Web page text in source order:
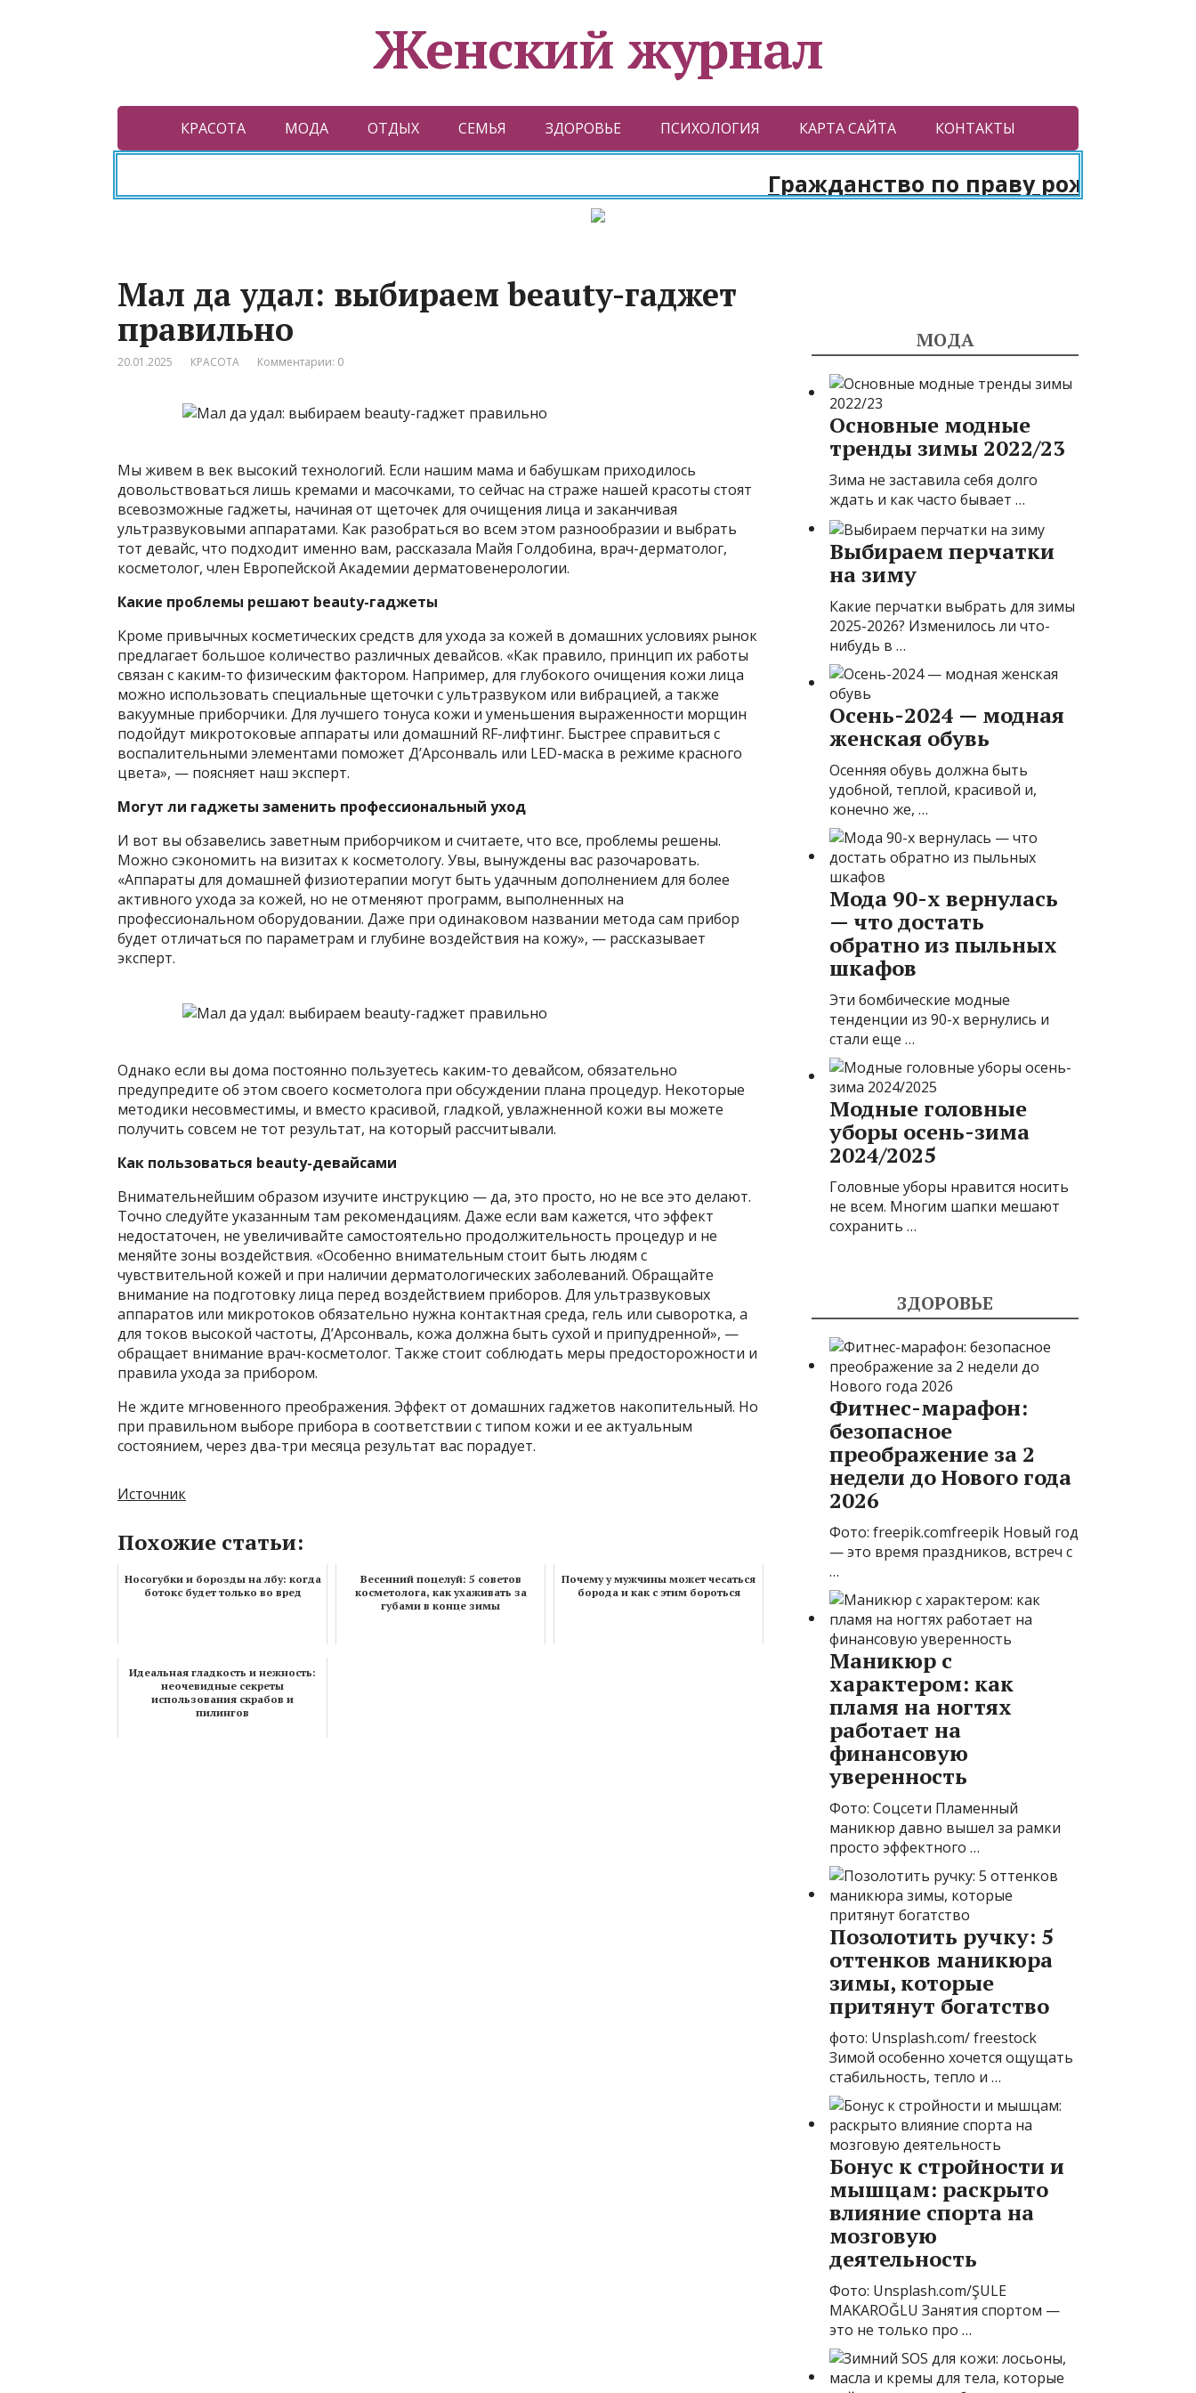
Женский журнал
КРАСОТА МОДА ОТДЫХ СЕМЬЯ ЗДОРОВЬЕ ПСИХОЛОГИЯ КАРТА САЙТА КОНТАКТЫ
Гражданство по праву рождения.
Мал да удал: выбираем beauty-гаджет
правильно
20.01.2025 КРАСОТА Комментарии: 0
Мы живем в век высокий технологий. Если нашим мама и бабушкам приходилось
довольствоваться лишь кремами и масочками, то сейчас на страже нашей красоты стоят
всевозможные гаджеты, начиная от щеточек для очищения лица и заканчивая
ультразвуковыми аппаратами. Как разобраться во всем этом разнообразии и выбрать
тот девайс, что подходит именно вам, рассказала Майя Голдобина, врач-дерматолог,
косметолог, член Европейской Академии дерматовенерологии.
Какие проблемы решают beauty-гаджеты
Кроме привычных косметических средств для ухода за кожей в домашних условиях рынок
предлагает большое количество различных девайсов. «Как правило, принцип их работы
связан с каким-то физическим фактором. Например, для глубокого очищения кожи лица
можно использовать специальные щеточки с ультразвуком или вибрацией, а также
вакуумные приборчики. Для лучшего тонуса кожи и уменьшения выраженности морщин
подойдут микротоковые аппараты или домашний RF-лифтинг. Быстрее справиться с
воспалительными элементами поможет Д’Арсонваль или LED-маска в режиме красного
цвета», — поясняет наш эксперт.
Могут ли гаджеты заменить профессиональный уход
И вот вы обзавелись заветным приборчиком и считаете, что все, проблемы решены.
Можно сэкономить на визитах к косметологу. Увы, вынуждены вас разочаровать.
«Аппараты для домашней физиотерапии могут быть удачным дополнением для более
активного ухода за кожей, но не отменяют программ, выполненных на
профессиональном оборудовании. Даже при одинаковом названии метода сам прибор
будет отличаться по параметрам и глубине воздействия на кожу», — рассказывает
эксперт.
Однако если вы дома постоянно пользуетесь каким-то девайсом, обязательно
предупредите об этом своего косметолога при обсуждении плана процедур. Некоторые
методики несовместимы, и вместо красивой, гладкой, увлажненной кожи вы можете
получить совсем не тот результат, на который рассчитывали.
Как пользоваться beauty-девайсами
Внимательнейшим образом изучите инструкцию — да, это просто, но не все это делают.
Точно следуйте указанным там рекомендациям. Даже если вам кажется, что эффект
недостаточен, не увеличивайте самостоятельно продолжительность процедур и не
меняйте зоны воздействия. «Особенно внимательным стоит быть людям с
чувствительной кожей и при наличии дерматологических заболеваний. Обращайте
внимание на подготовку лица перед воздействием приборов. Для ультразвуковых
аппаратов или микротоков обязательно нужна контактная среда, гель или сыворотка, а
для токов высокой частоты, Д’Арсонваль, кожа должна быть сухой и припудренной», —
обращает внимание врач-косметолог. Также стоит соблюдать меры предосторожности и
правила ухода за прибором.
Не ждите мгновенного преображения. Эффект от домашних гаджетов накопительный. Но
при правильном выборе прибора в соответствии с типом кожи и ее актуальным
состоянием, через два-три месяца результат вас порадует.
Источник
Похожие статьи:
Носогубки и борозды на лбу: когда
ботокс будет только во вред
Весенний поцелуй: 5 советов
косметолога, как ухаживать за
губами в конце зимы
Почему у мужчины может чесаться
борода и как с этим бороться
Идеальная гладкость и нежность:
неочевидные секреты
использования скрабов и
пилингов
МОДА
Основные модные
тренды зимы 2022/23
Зима не заставила себя долго
ждать и как часто бывает …
Выбираем перчатки
на зиму
Какие перчатки выбрать для зимы
2025-2026? Изменилось ли что-
нибудь в …
Осень-2024 — модная
женская обувь
Осенняя обувь должна быть
удобной, теплой, красивой и,
конечно же, …
Мода 90-х вернулась
— что достать
обратно из пыльных
шкафов
Эти бомбические модные
тенденции из 90-х вернулись и
стали еще …
Модные головные
уборы осень-зима
2024/2025
Головные уборы нравится носить
не всем. Многим шапки мешают
сохранить …
ЗДОРОВЬЕ
Фитнес-марафон:
безопасное
преображение за 2
недели до Нового года
2026
Фото: freepik.comfreepik Новый год
— это время праздников, встреч с
…
Маникюр с
характером: как
пламя на ногтях
работает на
финансовую
уверенность
Фото: Соцсети Пламенный
маникюр давно вышел за рамки
просто эффектного …
Позолотить ручку: 5
оттенков маникюра
зимы, которые
притянут богатство
фото: Unsplash.com/ freestock
Зимой особенно хочется ощущать
стабильность, тепло и …
Бонус к стройности и
мышцам: раскрыто
влияние спорта на
мозговую
деятельность
Фото: Unsplash.com/ŞULE
MAKAROĞLU Занятия спортом —
это не только про …